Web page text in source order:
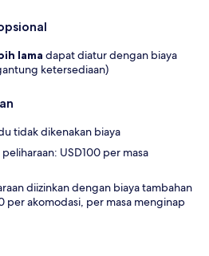
lama dapat diatur dengan biaya
ketersediaan)
tidak dikenakan biaya
USD100 per masa
diizinkan dengan biaya tambahan
per akomodasi, per masa menginap